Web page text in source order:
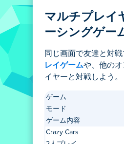
マルチプレイ
ーシングゲー
同じ画面で友達と対戦
レイゲームや、他の
イヤーと対戦しよう。
ゲーム
モード
ゲーム内容
Crazy Cars